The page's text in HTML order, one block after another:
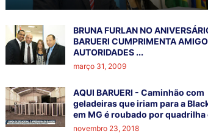
BRUNA FURLAN NO
BARUERI CUMPRIMENTA
AUTORIDADES ...
março 31, 2009
AQUI BARUERI - Caminhão com
geladeiras que iriam para a
em MG é roubado por quadrilha
novembro 23, 2018